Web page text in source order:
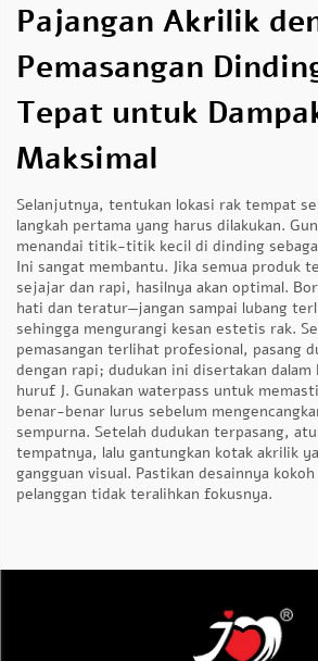
Pajangan Akrilik
Pemasangan
Tepat untuk
Maksimal
Selanjutnya, tentukan lokasi rak tempat
langkah pertama yang harus dilakukan.
menandai titik-titik kecil di dinding
Ini sangat membantu. Jika semua produk
sejajar dan rapi, hasilnya akan optimal.
hati dan teratur—jangan sampai lubang
sehingga mengurangi kesan estetis rak.
pemasangan terlihat profesional, pasang
dengan rapi; dudukan ini disertakan
huruf J. Gunakan waterpass untuk
benar-benar lurus sebelum
sempurna. Setelah dudukan terpasang,
tempatnya, lalu gantungkan kotak akrilik
gangguan visual. Pastikan desainnya
pelanggan tidak teralihkan fokusnya.